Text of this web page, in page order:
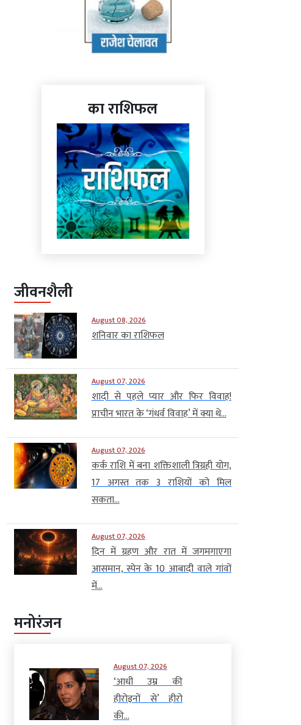
का राशिफल
जीवनशैली
August 08, 2026
शनिवार का राशिफल
August 07, 2026
शादी से पहले प्यार और फिर विवाह!
प्राचीन भारत के ‘गंधर्व विवाह’ में क्या थे...
August 07, 2026
कर्क राशि में बना शक्तिशाली त्रिग्रही योग,
17 अगस्त तक 3 राशियों को मिल
सकता...
August 07, 2026
दिन में ग्रहण और रात में जगमगाएगा
आसमान, स्पेन के 10 आबादी वाले गांवों
में...
मनोरंजन
August 07, 2026
‘आधी उम्र की
हीरोइनों से’ हीरो
की...